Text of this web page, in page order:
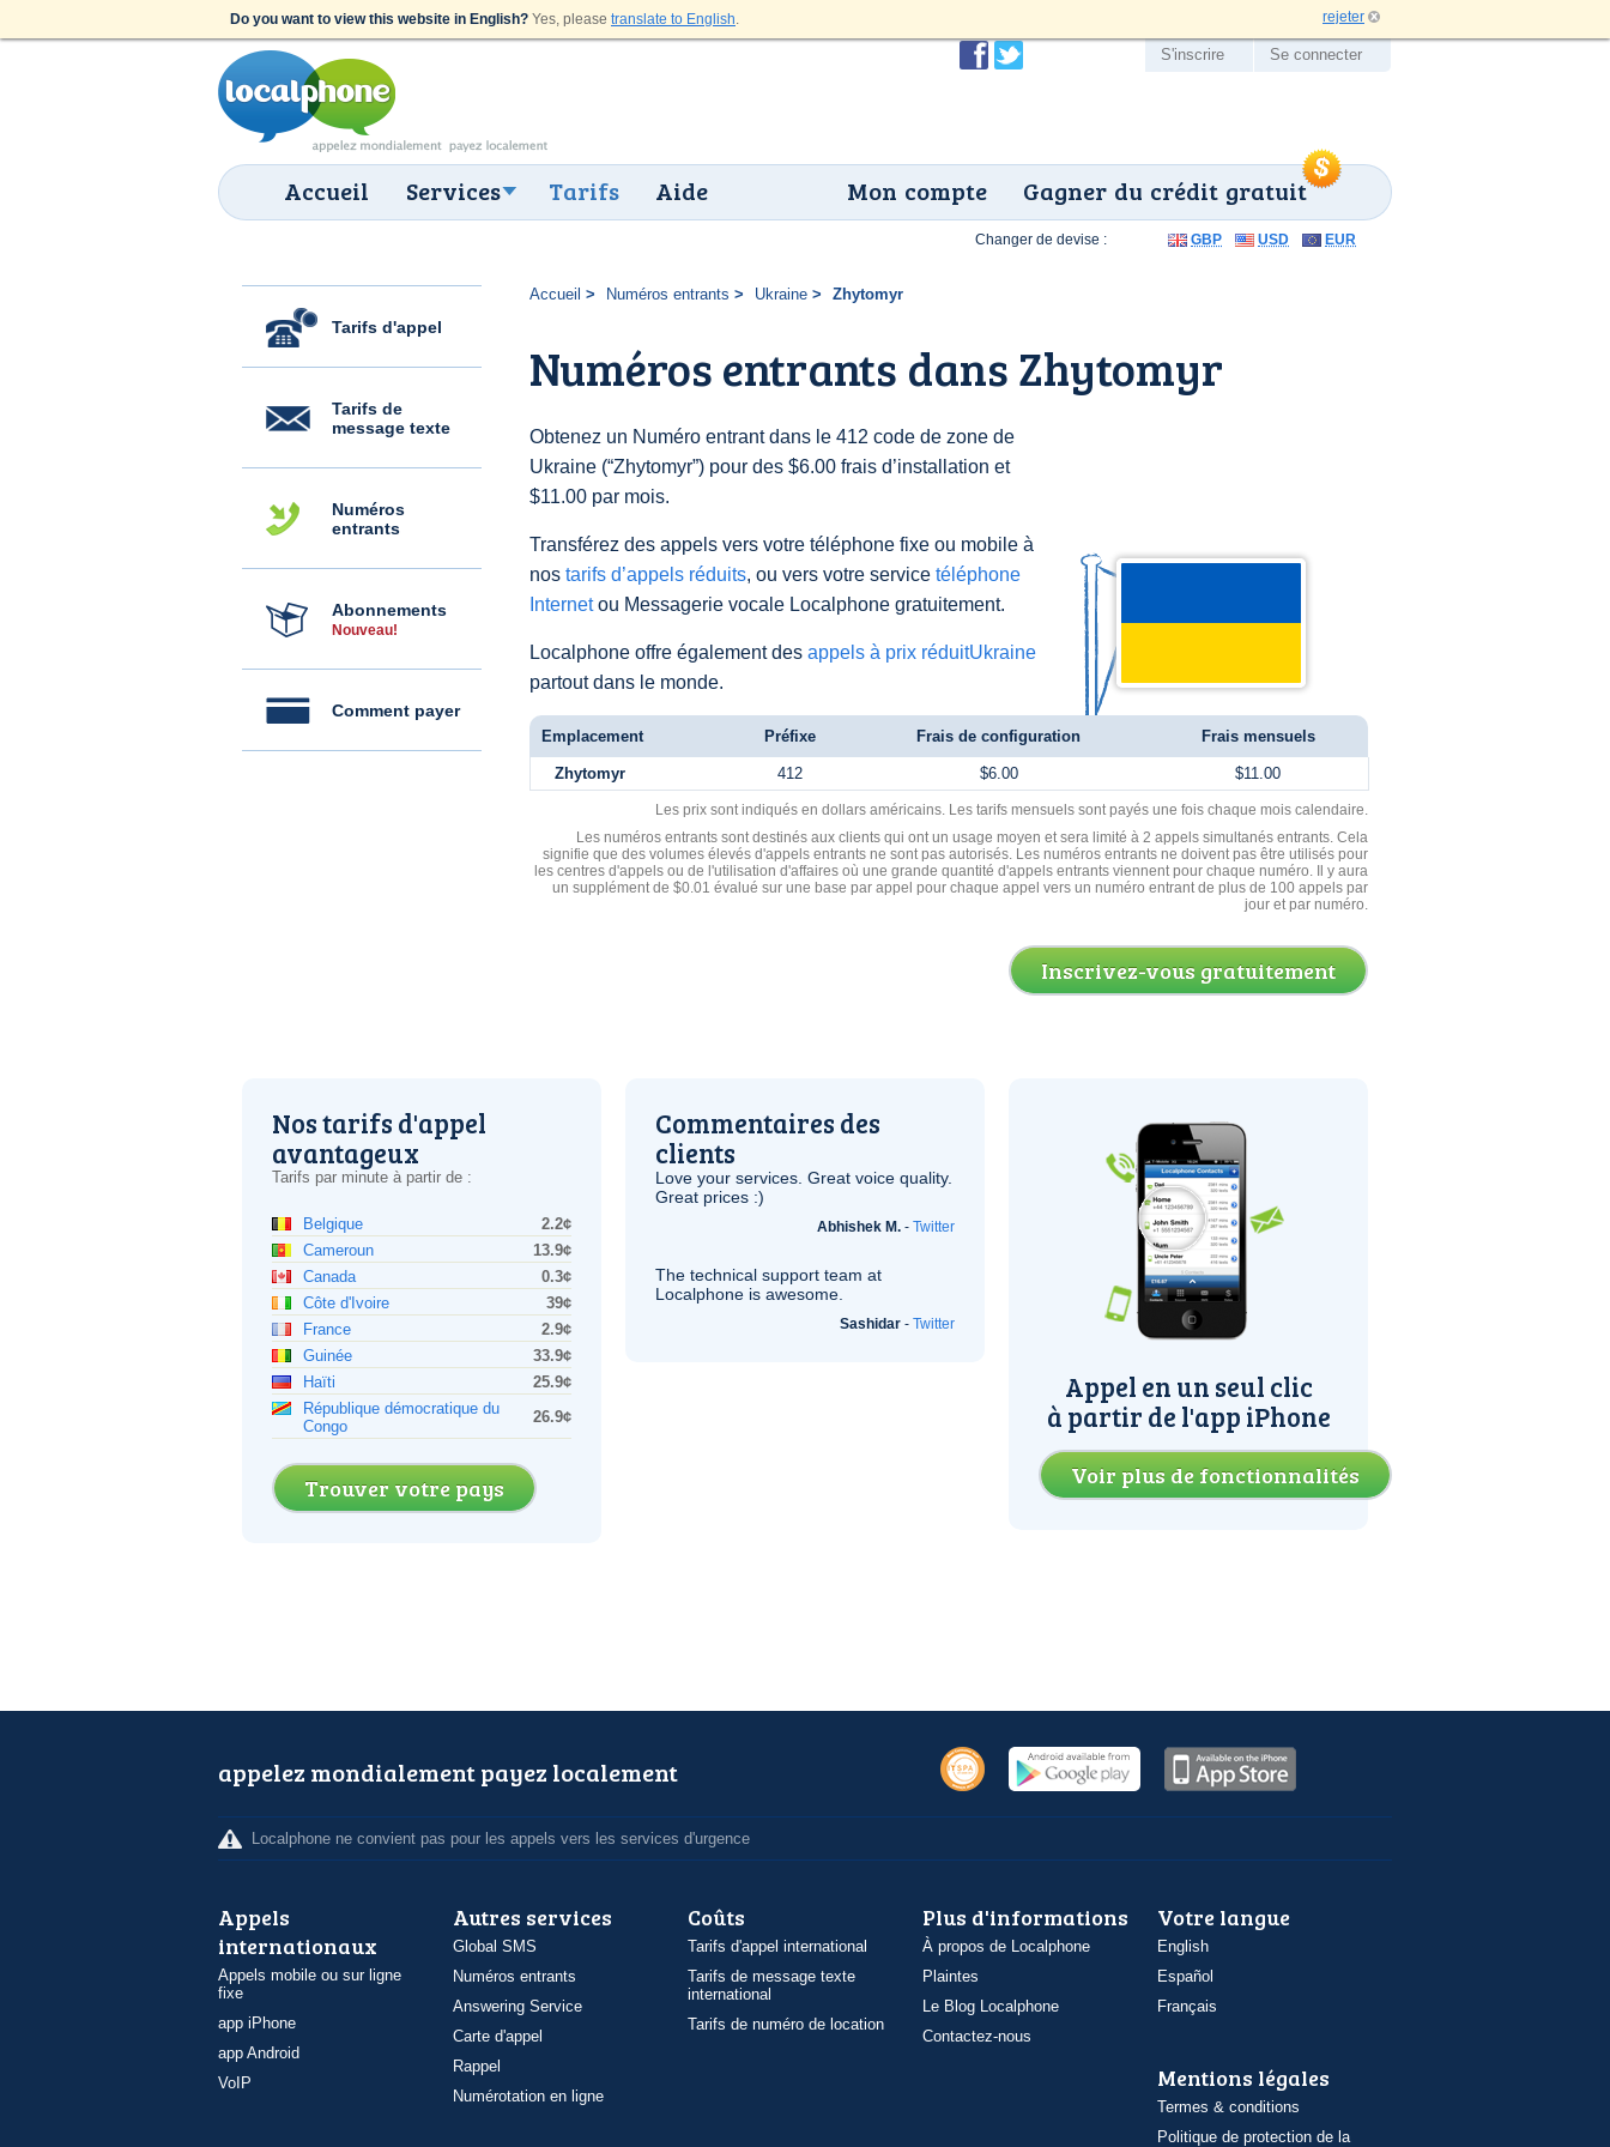
Do you want to view this website in English? Yes, please translate to English. rejeter
Accueil Services Tarifs Aide Gagner du crédit gratuit
Mon compte
S'inscrire Se connecter
Tarifs d'appel
Tarifs de
message texte
Numéros
entrants
Abonnements
Nouveau!
Comment payer
Accueil Numéros entrants Ukraine Zhytomyr
Numéros entrants dans Zhytomyr
Obtenez un Numéro entrant dans le 412 code de zone de
Ukraine (“Zhytomyr”) pour des $6.00 frais d’installation et
$11.00 par mois.
Transférez des appels vers votre téléphone fixe ou mobile à
nos tarifs d’appels réduits, ou vers votre service téléphone
Internetou Messagerie vocale Localphone gratuitement.
Localphone offre également des appels à prix réduitUkraine
partout dans le monde.
Changer de devise : GBP USD EUR
Emplacement Préfixe Frais de configuration Frais mensuels
Zhytomyr 412 $6.00 $11.00
Les prix sont indiqués en dollars américains. Les tarifs mensuels sont payés une fois chaque mois calendaire.
Les numéros entrants sont destinés aux clients qui ont un usage moyen et sera limité à 2 appels simultanés entrants. Cela
signifie que des volumes élevés d'appels entrants ne sont pas autorisés. Les numéros entrants ne doivent pas être utilisés pour
les centres d'appels ou de l'utilisation d'affaires où une grande quantité d'appels entrants viennent pour chaque numéro. Il y aura
un supplément de $0.01 évalué sur une base par appel pour chaque appel vers un numéro entrant de plus de 100 appels par
jour et par numéro.
Inscrivez-vous gratuitement
Nos tarifs d'appel
avantageux
Tarifs par minute à partir de :
Belgique
2.2¢
Cameroun
13.9¢
Canada
0.3¢
Côte d'Ivoire
39¢
France
2.9¢
Guinée
33.9¢
Haïti
25.9¢
République démocratique du
Congo
26.9¢
Trouver votre pays
Commentaires des
clients
Love your services. Great voice quality.
Great prices :)
Abhishek M. - Twitter
The technical support team at
Localphone is awesome.
Sashidar - Twitter
Appel en un seul clic
à partir de l'app iPhone
Voir plus de fonctionnalités
appelez mondialement payez localement
Localphone ne convient pas pour les appels vers les services d'urgence
Appels
internationaux
Appels mobile ou sur ligne
fixe
app iPhone
app Android
VoIP
Autres services
Global SMS
Numéros entrants
Answering Service
Carte d'appel
Rappel
Numérotation en ligne
Coûts
Tarifs d'appel international
Tarifs de message texte
international
Tarifs de numéro de location
Plus d'informations
À propos de Localphone
Plaintes
Le Blog Localphone
Contactez-nous
Votre langue
English
Español
Français
Mentions légales
Termes & conditions
Politique de protection de la